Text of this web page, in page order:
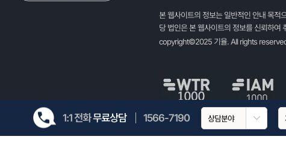
본 웹사이트의 정보는 일반적인 안내 목적
당 법인은 본 웹사이트의 정보를 신뢰하여
copyright©2025 기율. All rights
1:1 전화무료상담 1566-7190 